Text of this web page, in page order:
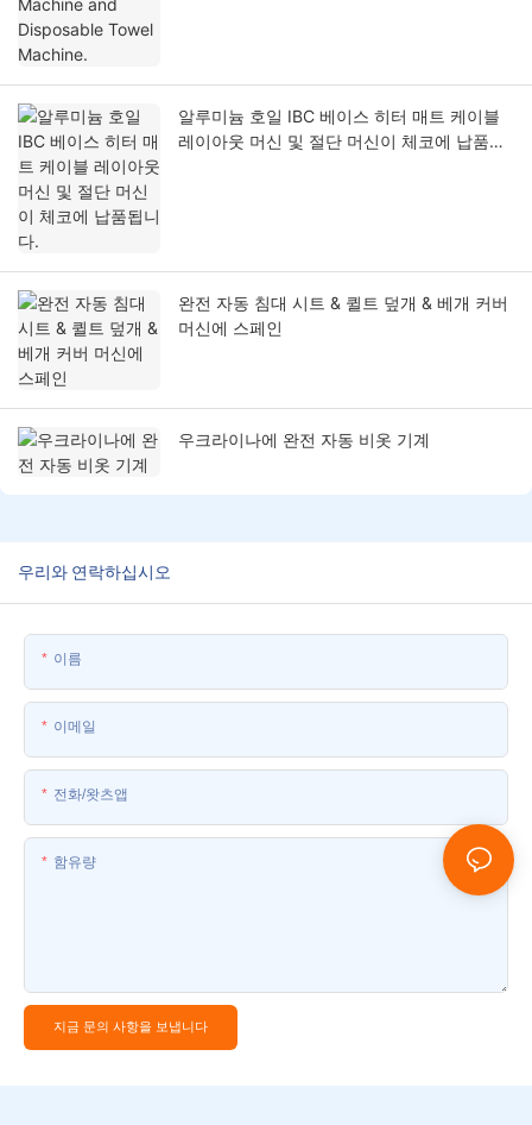
알루미늄 호일 IBC 베이스 히터 매트 케이블
레이아웃 머신 및 절단 머신이 체코에 납품됩
완전 자동 침대 시트 & 퀼트 덮개 & 베개 커버
머신에 스페인
우크라이나에 완전 자동 비옷 기계
우리와 연락하십시오
이름
이메일
전화/왓츠앱
함유량
지금 문의 사항을 보냅니다